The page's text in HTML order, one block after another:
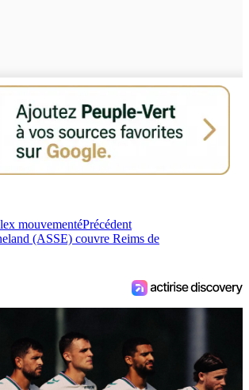
mouvementéPrécédent
(ASSE) couvre Reims de